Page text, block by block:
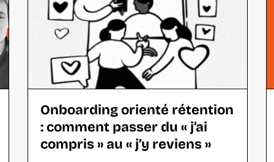
Onboarding orienté rétention
: comment passer du « j’ai
compris » au « j’y reviens »